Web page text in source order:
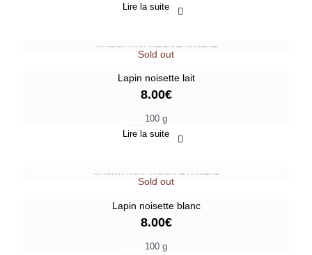
Lire la suite
Sold out
Lapin noisette lait
8.00€
100 g
Lire la suite
Sold out
Lapin noisette blanc
8.00€
100 g